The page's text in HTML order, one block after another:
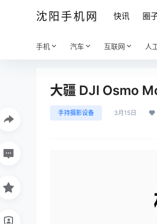
沈阳手机网 快讯 圈
手机 汽车 互联网 人
大疆 DJI Osmo
手持摄影设备 3月15日